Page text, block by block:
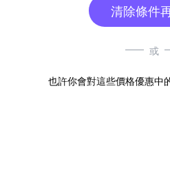
清除條件
或
也許你會對這些價格優惠中